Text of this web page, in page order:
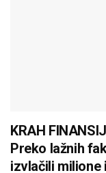
KRAH
Preko lažnih
izvlačili milione